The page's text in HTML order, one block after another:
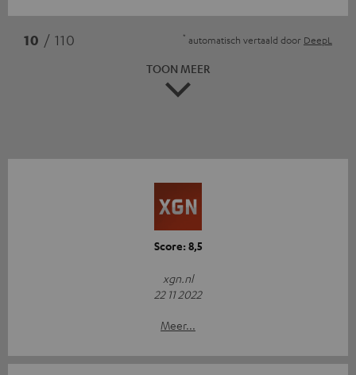
10 / 110 * automatisch vertaald door DeepL
TOON MEER
Score: 8,5
xgn.nl
22 11 2022
Meer...